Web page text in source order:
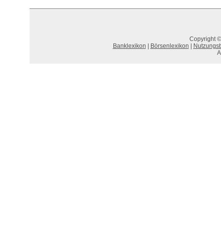
Copyright
Banklexikon
Börsenlexikon